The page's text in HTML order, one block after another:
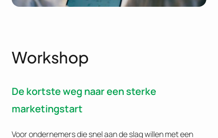
Workshop
De kortste weg naar een sterke
marketingstart
Voor ondernemers die snel aan de slag willen met een